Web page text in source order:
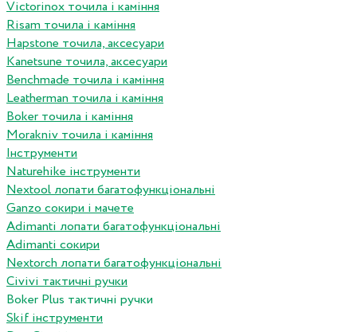
Victorinox точила і каміння
Risam точила і каміння
Hapstone точила, аксесуари
Kanetsune точила, аксесуари
Benchmade точила і каміння
Leatherman точила і каміння
Boker точила і каміння
Morakniv точила і каміння
Інструменти
Naturehike інструменти
Nextool лопати багатофункціональні
Ganzo сокири і мачете
Adimanti лопати багатофункціональні
Adimanti сокири
Nextorch лопати багатофункціональні
Сivivi тактичні ручки
Boker Plus тактичні ручки
Skif інструменти